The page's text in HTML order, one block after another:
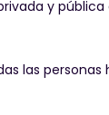
y
las personas